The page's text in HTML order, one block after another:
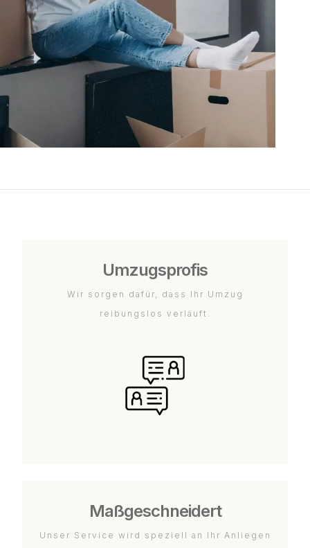
Umzugsprofis
Wir sorgen dafür, dass Ihr Umzug
reibungslos verläuft.
Maßgeschneidert
Unser Service wird speziell an Ihr Anliegen